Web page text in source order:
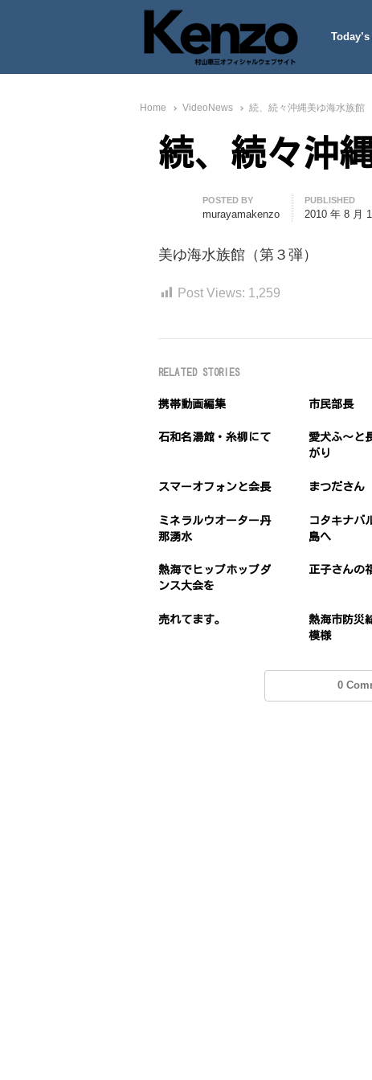
七転八起 – 村山憲三
村山憲三ウェブサイト
Home VideoNews 続、続々沖縄美ゆ海水族館
続、続々沖
Author
POSTED BY
murayamakenzo
PUBLISHED
2010 年 8 月
美ゆ海水族館（第３弾）
Post Views: 1,259
RELATED STORIES
携帯動画編集 市民部長
石和名湯館・糸柳にて
愛犬ふ〜と
がり
スマーオフォンと会長 まつださん
ミネラルウオーター丹
那湧水
コタキナバ
島へ
熱海でヒップホップダ
ンス大会を
正子さんの
売れてます。
熱海市防災
模様
0